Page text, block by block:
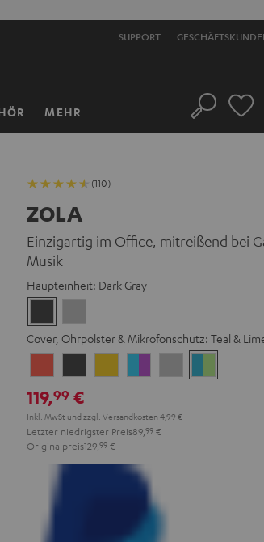
SUPPORT
MEHR Suche
(110)
ZOLA
Einzigartig im Office, mitreißend bei
Musik
Haupteinheit: Dark Gray
Gray
Cover, Ohrpolster & Mikrofonschutz: Teal &
Red
Gray
Amber
Gray
&
119,99 €
Inkl. MwSt und zzgl. Versandkosten 4,99 €
Letzter niedrigster Preis89, 99 €
Originalpreis129, 99 €